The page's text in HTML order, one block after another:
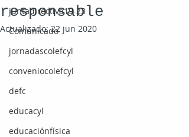
juntadirectiva19-23
Comunicado
jornadascolefcyl
conveniocolefcyl
defc
educacyl
educaciónfísica
responsable
Actualizado:22 jun 2020